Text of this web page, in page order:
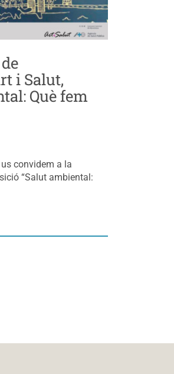
i Salut,
Què fem
convidem a la
“Salut ambiental: